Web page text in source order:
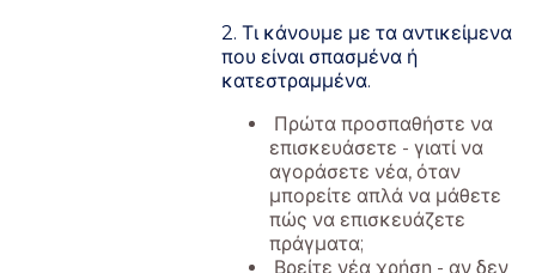
2. Τι κάνουμε με τα αντικείμενα
που είναι σπασμένα ή
κατεστραμμένα.
Πρώτα προσπαθήστε να
επισκευάσετε - γιατί να
αγοράσετε νέα, όταν
μπορείτε απλά να μάθετε
πώς να επισκευάζετε
πράγματα;
Βρείτε νέα χρήση - αν δεν